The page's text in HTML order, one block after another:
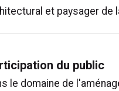
et paysager de
du public
le domaine de